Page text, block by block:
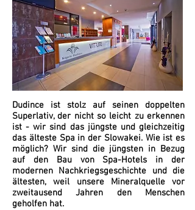
Dudince ist stolz auf seinen doppelten
Superlativ, der nicht so leicht zu erkennen
ist - wir sind das jüngste und gleichzeitig
das älteste Spa in der Slowakei. Wie ist es
möglich? Wir sind die jüngsten in Bezug
auf den Bau von Spa-Hotels in der
modernen Nachkriegsgeschichte und die
ältesten, weil unsere Mineralquelle vor
zweitausend Jahren den Menschen
geholfen hat.